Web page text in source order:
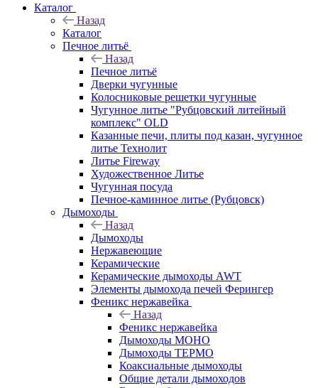
Каталог
Назад
Каталог
Печное литьё
Назад
Печное литьё
Дверки чугунные
Колосниковые решетки чугунные
Чугунное литье "Рубцовский литейный
комплекс" OLD
Казанные печи, плиты под казан, чугунное
литье Технолит
Литье Fireway
Художественное Литье
Чугунная посуда
Печное-каминное литье (Рубцовск)
Дымоходы
Назад
Дымоходы
Нержавеющие
Керамические
Керамические дымоходы AWT
Элементы дымохода печей Ферингер
Феникс нержавейка
Назад
Феникс нержавейка
Дымоходы МОНО
Дымоходы ТЕРМО
Коаксиальные дымоходы
Общие детали дымоходов